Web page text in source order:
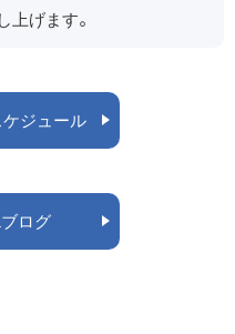
げます。
ジュール
ログ